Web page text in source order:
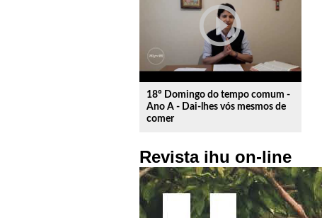
play_circle_outline
18º Domingo do tempo comum -
Ano A - Dai-lhes vós mesmos de
comer
Revista ihu on-line